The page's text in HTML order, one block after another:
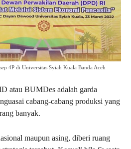
4P di Universitas Syiah Kuala Banda Aceh
atau BUMDes adalah garda
cabang-cabang produksi yang
banyak.
maupun asing, diberi ruang